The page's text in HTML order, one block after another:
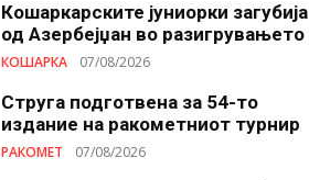
Кошаркарските јуниорки загубија
од Азербејџан во разигрувањето
КОШАРКА 07/08/2026
Струга подготвена за 54-то
издание на ракометниот турнир
РАКОМЕТ 07/08/2026